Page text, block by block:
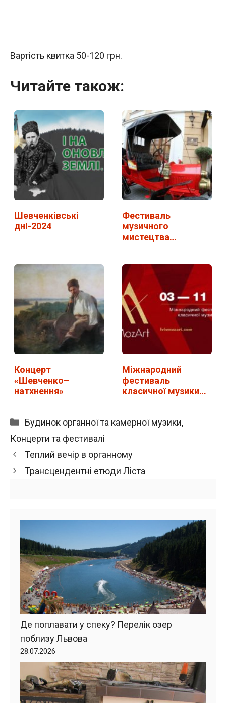
Вартість квитка 50-120 грн.
Читайте також:
Шевченківські
дні-2024
Фестиваль
музичного
мистецтва
Концерт
«Шевченко–
натхнення»
Міжнародний
фестиваль
класичної музики
Категорії
Будинок органної та камерної музики,
Концерти та фестивалі
Теплий вечір в органному
Трансцендентні етюди Ліста
Де поплавати у спеку? Перелік озер
поблизу Львова
28.07.2026